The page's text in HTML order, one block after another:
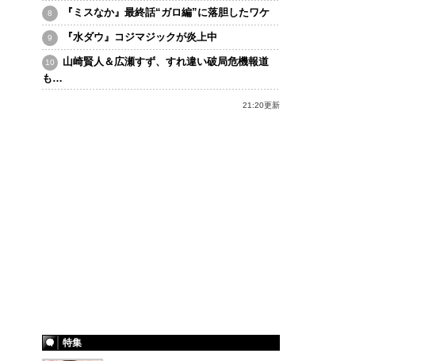
『ミスなか』最終話“ガロ編”に落胆したワケ
『水ダウ』コジマジックが炎上中
山崎賢人＆広瀬すず、すれ違い破局危機報道
も…
21:20更新
特集